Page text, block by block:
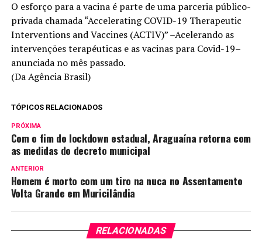
O esforço para a vacina é parte de uma parceria público-
privada chamada “Accelerating COVID-19 Therapeutic
Interventions and Vaccines (ACTIV)” –Acelerando as
intervenções terapéuticas e as vacinas para Covid-19–
anunciada no mês passado.
(Da Agência Brasil)
TÓPICOS RELACIONADOS
PRÓXIMA
Com o fim do lockdown estadual, Araguaína retorna com
as medidas do decreto municipal
ANTERIOR
Homem é morto com um tiro na nuca no Assentamento
Volta Grande em Muricilândia
RELACIONADAS